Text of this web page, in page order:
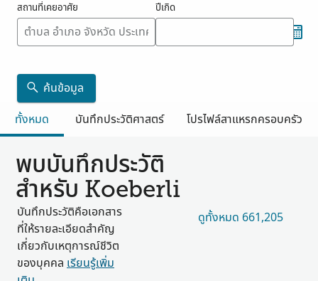
สถานที่เคยอาศัย
ปีเกิด
ค้นข้อมูล
ทั้งหมด
บันทึกประวัติศาสตร์ โปรไฟล์สาแหรกครอบครัว
พบบันทึกประวัติ
สำหรับ Koeberli
บันทึกประวัติคือเอกสาร
ที่ให้รายละเอียดสำคัญ
เกี่ยวกับเหตุการณ์ชีวิต
ของบุคคล เรียนรู้เพิ่ม
ดูทั้งหมด 661,205